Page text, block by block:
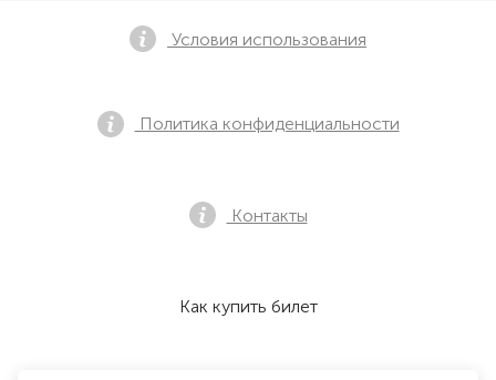
Условия использования
Политика конфиденциальности
Контакты
Как купить билет